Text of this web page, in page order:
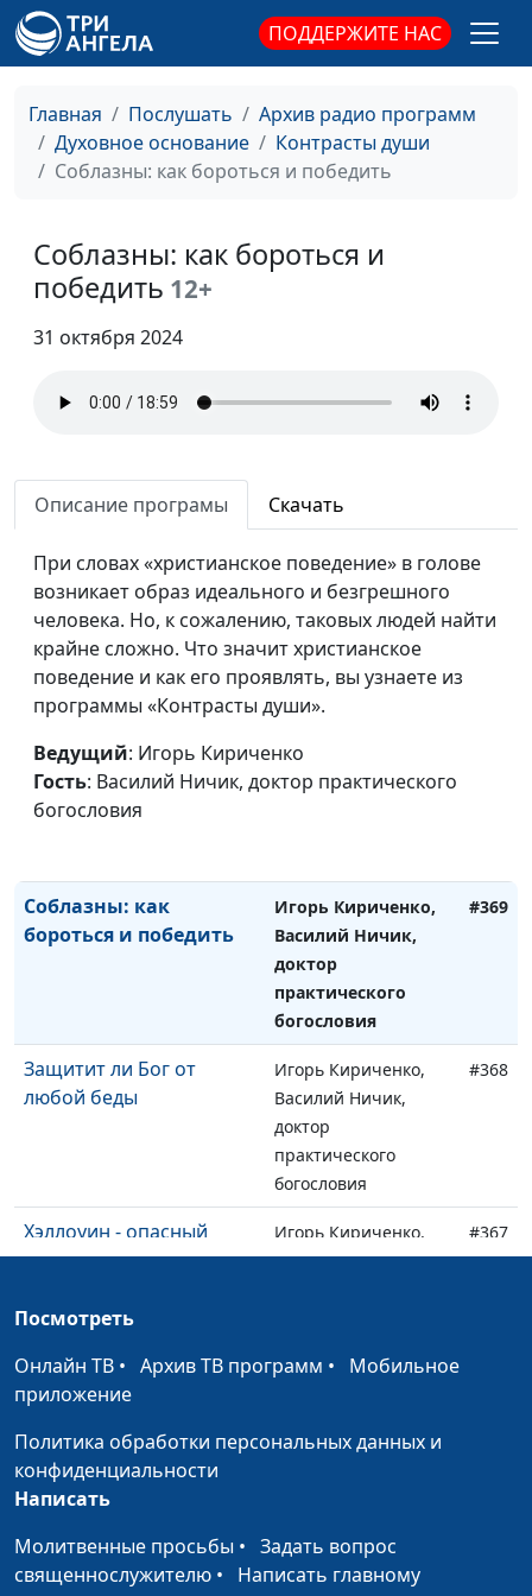
ПОДДЕРЖИТЕ НАС
Главная Послушать
Архив радио программ
Духовное основание
Контрасты души
Соблазны: как бороться и победить
Соблазны: как бороться и
победить 12+
31 октября 2024
Описание програмы Скачать
При словах «христианское поведение» в голове
возникает образ идеального и безгрешного
человека. Но, к сожалению, таковых людей найти
крайне сложно. Что значит христианское
поведение и как его проявлять, вы узнаете из
программы «Контрасты души».
Ведущий: Игорь Кириченко
Гость: Василий Ничик, доктор практического
богословия
Священное Писание
Павел Гончар,
священнослужитель,
магистр богословия
Открыта ли нам вся
истина о Боге?
Валерий Малышев,
Павел Гончар,
священнослужитель,
#374
Как отличить
настоящую нужду от
Игорь Кириченко,
Искусственный
ждет?
практического
богословия
Всадники Апокалипсиса
— как их понимать?
Игорь Кириченко,
Василий Ничик,
практического
богословия
Духовные практики
Востока: зачем они нам
Игорь Кириченко,
Василий Ничик,
доктор
Соблазны: как
бороться и победить
Игорь Кириченко,
Василий Ничик,
доктор
практического
богословия
#369
Защитит ли Бог от
любой беды
Игорь Кириченко,
Василий Ничик,
доктор
практического
богословия
#368
Хэллоуин - опасный
праздник?
Игорь Кириченко,
Василий Ничик,
#367
Христианская жизнь —
доктор
Как передать детям
свои духовные ценности
Игорь Кириченко,
Василий Ничик,
Посмотреть
Онлайн ТВ • Архив ТВ программ • Мобильное
приложение
Политика обработки персональных данных и
конфиденциальности
Написать
Молитвенные просьбы • Задать вопрос
священнослужителю • Написать главному